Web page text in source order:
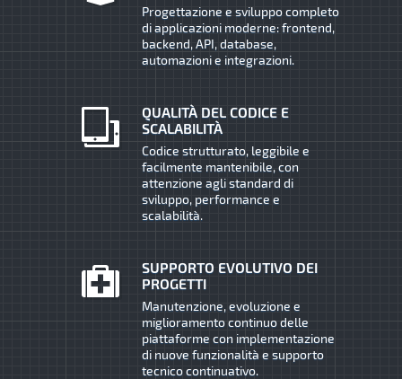
Progettazione e sviluppo completo
di applicazioni moderne: frontend,
backend, API, database,
automazioni e integrazioni.
QUALITÀ DEL CODICE E
SCALABILITÀ
Codice strutturato, leggibile e
facilmente mantenibile, con
attenzione agli standard di
sviluppo, performance e
scalabilità.
SUPPORTO EVOLUTIVO DEI
PROGETTI
Manutenzione, evoluzione e
miglioramento continuo delle
piattaforme con implementazione
di nuove funzionalità e supporto
tecnico continuativo.